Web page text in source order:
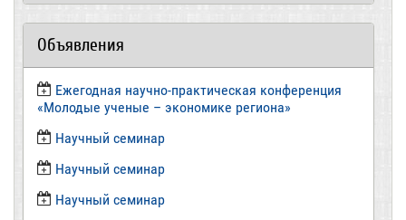
Объявления
Ежегодная научно-практическая конференция
«Молодые ученые – экономике региона»
​Научный семинар
​Научный семинар
Научный семинар